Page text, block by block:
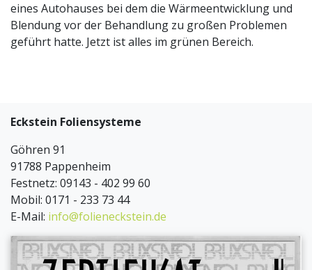
eines Autohauses bei dem die Wärmeentwicklung und
Blendung vor der Behandlung zu großen Problemen
geführt hatte. Jetzt ist alles im grünen Bereich.
Eckstein Foliensysteme
Göhren 91
91788 Pappenheim
Festnetz: 09143 - 402 99 60
Mobil: 0171 - 233 73 44
E-Mail: info@folieneckstein.de